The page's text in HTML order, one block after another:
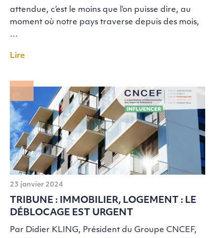
attendue, c’est le moins que l’on puisse dire, au
moment où notre pays traverse depuis des mois,
…
Lire
23 janvier 2024
TRIBUNE : IMMOBILIER, LOGEMENT : LE
DÉBLOCAGE EST URGENT
Par Didier KLING, Président du Groupe CNCEF,